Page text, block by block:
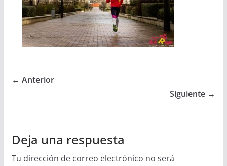
← Anterior
Siguiente →
Deja una respuesta
Tu dirección de correo electrónico no será